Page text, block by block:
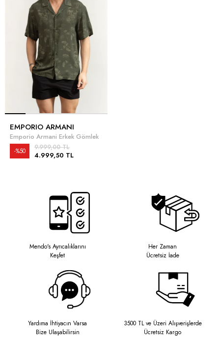
EMPORIO ARMANI
Emporio Armani Erkek Gömlek
4.999,50 TL
9.999,00 TL
%50
Mendo's Ayrıcalıklarını
Keşfet
Her Zaman
Ücretsiz İade
Yardıma İhtiyacın Varsa
Bize Ulaşabilirsin
3500 TL ve Üzeri Alışverişlerde
Ücretsiz Kargo